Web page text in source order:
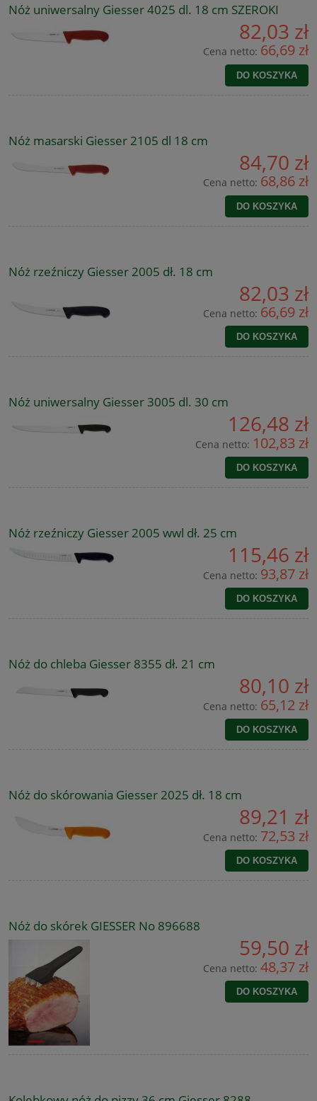
Nóż uniwersalny Giesser 4025 dl. 18 cm SZEROKI
82,03 zł
Cena netto: 66,69 zł
DO KOSZYKA
Nóż masarski Giesser 2105 dl 18 cm
84,70 zł
Cena netto: 68,86 zł
DO KOSZYKA
Nóż rzeźniczy Giesser 2005 dł. 18 cm
82,03 zł
Cena netto: 66,69 zł
DO KOSZYKA
Nóż uniwersalny Giesser 3005 dl. 30 cm
126,48 zł
Cena netto: 102,83 zł
DO KOSZYKA
Nóż rzeźniczy Giesser 2005 wwl dł. 25 cm
115,46 zł
Cena netto: 93,87 zł
DO KOSZYKA
Nóż do chleba Giesser 8355 dł. 21 cm
80,10 zł
Cena netto: 65,12 zł
DO KOSZYKA
Nóż do skórowania Giesser 2025 dł. 18 cm
89,21 zł
Cena netto: 72,53 zł
DO KOSZYKA
Nóż do skórek GIESSER No 896688
59,50 zł
Cena netto: 48,37 zł
DO KOSZYKA